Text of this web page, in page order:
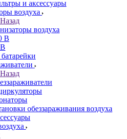
и аксессуары
воздуха
Назад
воздуха
В
Назад
обеззараживания воздуха